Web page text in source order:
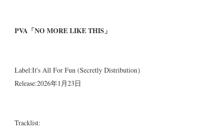
PVA「NO MORE LIKE THIS」
Label:It's All For Fun (Secretly Distribution）
Release:2026年1月23日
Tracklist: